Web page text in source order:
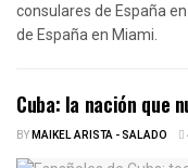
consulares de España
de España en Miami.
Cuba: la nación que
BYMAIKEL ARISTA - SALADO